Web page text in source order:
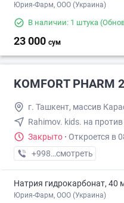
Юрия-Фарм, ООО (Украина)
В наличии: 1 штука
23 000 сум
KOMFORT PHARM 2
г. Ташкент, массив
Rahimov. kids. на против
Закрыто · Откроется в
+998 (99) XXX-XX-XX
смотреть
Натрия гидрокарбонат, 40
Юрия-Фарм, ООО (Украина)